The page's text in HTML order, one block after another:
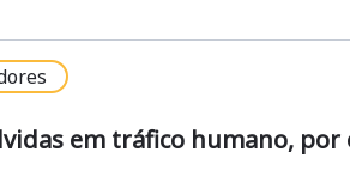
em tráfico humano,